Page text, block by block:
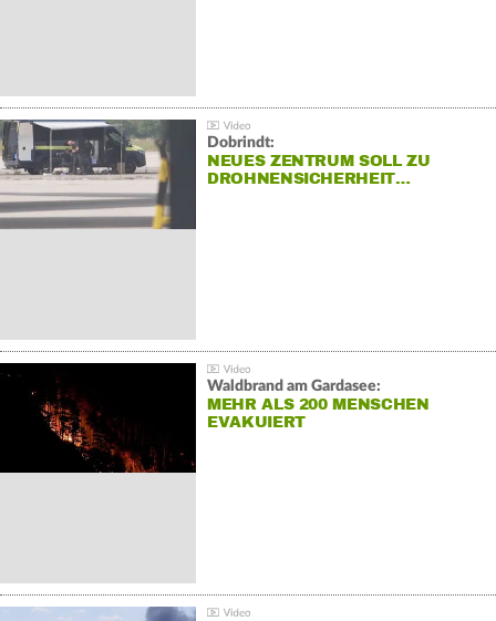
Dobrindt:
NEUES ZENTRUM SOLL ZU
DROHNENSICHERHEIT…
Waldbrand am Gardasee:
MEHR ALS 200 MENSCHEN
EVAKUIERT